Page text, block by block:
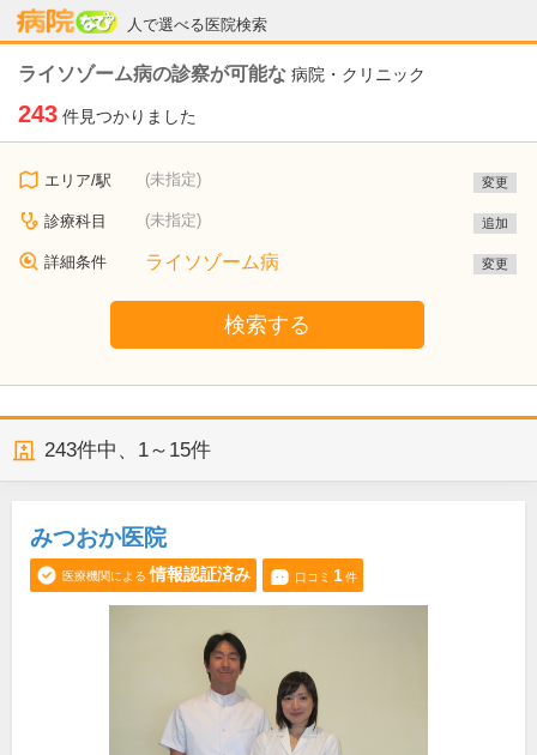
人で選べる医院検索
病院なび
ライソゾーム病の診察が可能な 病院・クリニック
243 件見つかりました
エリア/駅 (未指定) 変更
診療科目 (未指定) 追加
詳細条件 ライソゾーム病 変更
検索する
243件中、 1～15件
みつおか医院
医療機関による 情報認証済み 口コミ 1件